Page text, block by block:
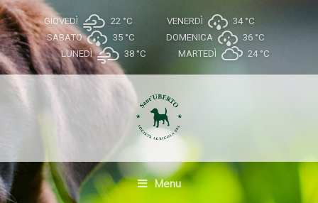
GIOVEDÌ 22 °C VENERDÌ 34 °C
SABATO
35 °C DOMENICA 36 °C
LUNEDÌ
38 °C MARTEDÌ 24 °C
Menu